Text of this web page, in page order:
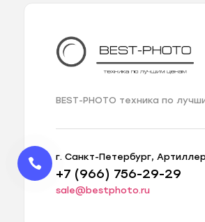
BEST-PHOTO техника по
г. Санкт-Петербург,
+7 (966) 756-29-29
sale@bestphoto.ru